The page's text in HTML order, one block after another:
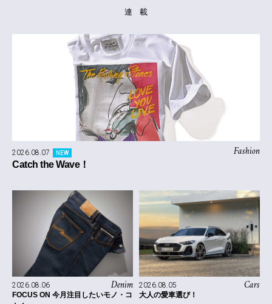
連 載
Fashion
2026.08.07 NEW
Catch the Wave！
Denim
2026.08.06
FOCUS ON 今月注目したいモノ・コ
Cars
2026.08.05
大人の愛車選び！